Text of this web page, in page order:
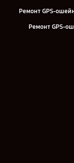
Ремонт GPS-
Ремонт GPS-
Ремонт GPS-
Ремонт GPS-